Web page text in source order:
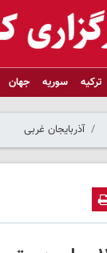
ترکیه سوریه جهان
آذربایجان غربی